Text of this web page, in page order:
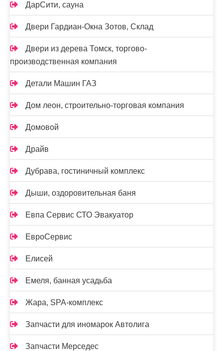
ДарСити, сауна
Двери Гардиан-Окна Зотов, Склад
Двери из дерева Томск, торгово-
производственная компания
Детали Машин ГАЗ
Дом леон, строительно-торговая компания
Домовой
Драйв
Дубрава, гостиничный комплекс
Дыши, оздоровительная баня
Евпа Сервис СТО Эвакуатор
ЕвроСервис
Елисей
Емеля, банная усадьба
Жара, SPA-комплекс
Запчасти для иномарок Автолига
Запчасти Мерседес